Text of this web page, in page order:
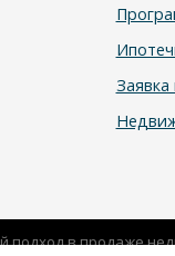
Заявка
в продаже